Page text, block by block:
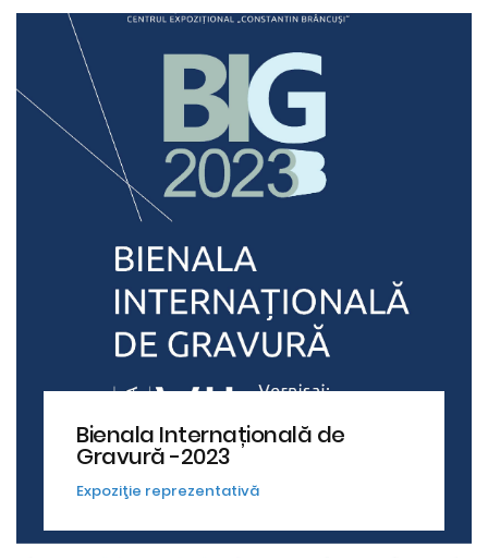
Bienala Internațională de
Gravură -2023
Expoziţie reprezentativă